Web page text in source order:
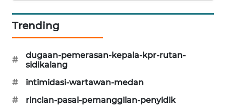
Trending
#
dugaan-pemerasan-kepala-kpr-rutan-
sidikalang
#
intimidasi-wartawan-medan
#
rincian-pasal-pemanggilan-penyidik